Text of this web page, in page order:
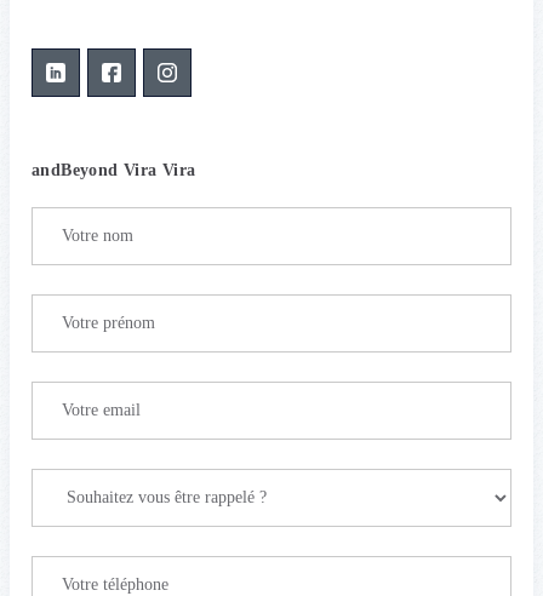
andBeyond Vira Vira